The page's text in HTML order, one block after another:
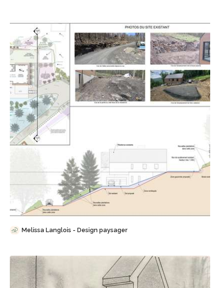
Sauvegarder
Melissa Langlois - Design paysager